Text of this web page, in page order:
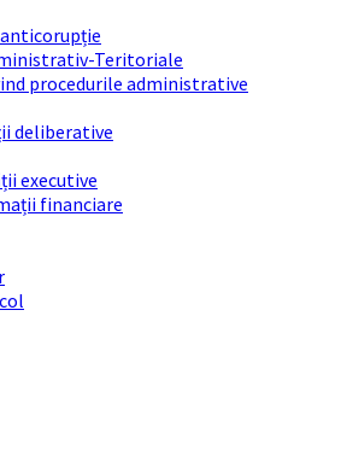
Teritoriale
procedurile administrative
deliberative
executive
financiare